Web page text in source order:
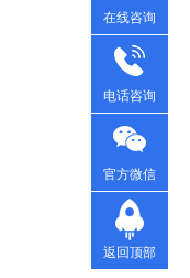
在线咨询
电话咨询
官方微信
返回顶部